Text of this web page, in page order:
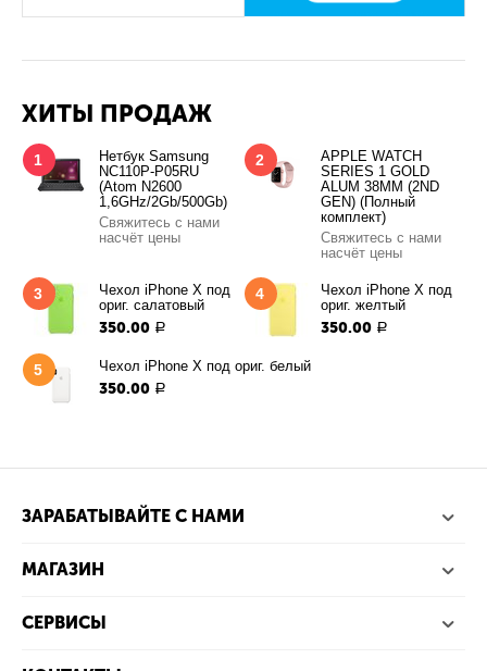
ХИТЫ ПРОДАЖ
1
Нетбук Samsung
NC110P-P05RU
(Atom N2600
1,6GHz/2Gb/500Gb)
Свяжитесь с нами
насчёт цены
2
APPLE WATCH
SERIES 1 GOLD
ALUM 38MM (2ND
GEN) (Полный
комплект)
Свяжитесь с нами
насчёт цены
3
Чехол iPhone X под
ориг. салатовый
350.00 Р
4
Чехол iPhone X под
ориг. желтый
350.00 Р
5 Чехол iPhone X под ориг. белый
350.00 Р
ЗАРАБАТЫВАЙТЕ С НАМИ
МАГАЗИН
СЕРВИСЫ